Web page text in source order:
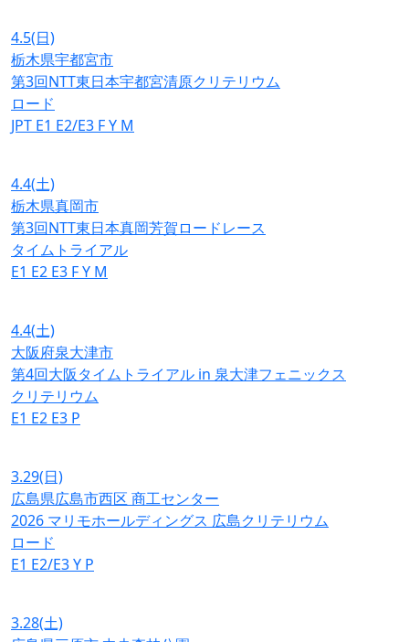
4.5(日)
栃木県宇都宮市
第3回NTT東日本宇都宮清原クリテリウム
ロード
JPT E1 E2/E3 FY M
4.4(土)
栃木県真岡市
第3回NTT東日本真岡芳賀ロードレース
タイムトライアル
E1 E2 E3 FY M
4.4(土)
大阪府泉大津市
第4回大阪タイムトライアル in 泉大津フェニックス
クリテリウム
E1 E2 E3 P
3.29(日)
広島県広島市西区 商工センター
2026 マリモホールディングス 広島クリテリウム
ロード
E1 E2/E3Y P
3.28(土)